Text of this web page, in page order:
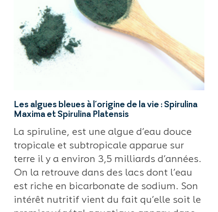
Les algues bleues à l’origine de la vie : Spirulina
Maxima et Spirulina Platensis
La spiruline, est une algue d’eau douce
tropicale et subtropicale apparue sur
terre il y a environ 3,5 milliards d’années.
On la retrouve dans des lacs dont l’eau
est riche en bicarbonate de sodium. Son
intérêt nutritif vient du fait qu’elle soit le